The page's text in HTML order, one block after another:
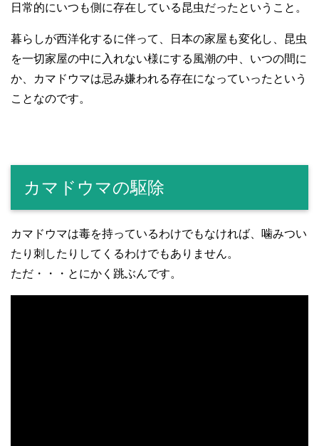
日常的にいつも側に存在している昆虫だったということ。
暮らしが西洋化するに伴って、日本の家屋も変化し、昆虫
を一切家屋の中に入れない様にする風潮の中、いつの間に
か、カマドウマは忌み嫌われる存在になっていったという
ことなのです。
カマドウマの駆除
カマドウマは毒を持っているわけでもなければ、噛みつい
たり刺したりしてくるわけでもありません。
ただ・・・とにかく跳ぶんです。